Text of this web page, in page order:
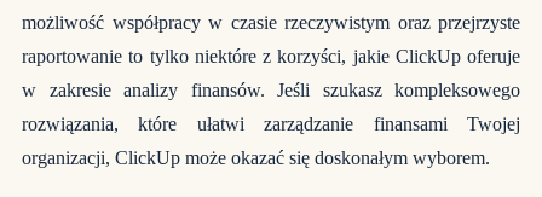
możliwość współpracy w czasie rzeczywistym oraz przejrzyste
raportowanie to tylko niektóre z korzyści, jakie ClickUp oferuje
w zakresie analizy finansów. Jeśli szukasz kompleksowego
rozwiązania, które ułatwi zarządzanie finansami Twojej
organizacji, ClickUp może okazać się doskonałym wyborem.